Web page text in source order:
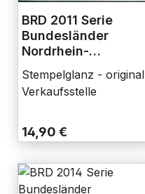
BRD 2011 Serie
Bundesländer
Nordrhein-
Euro
Stempelglanz - original
Verkaufsstelle
14,90 €